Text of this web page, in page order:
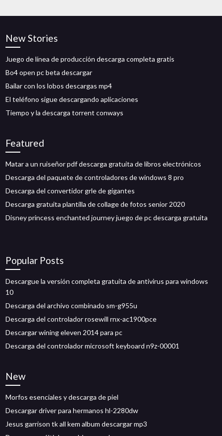
New Stories
Juego de línea de producción descarga completa gratis
Bo4 open pc beta descargar
Bailar con los lobos descargas mp4
El teléfono sigue descargando aplicaciones
Tiempo y la descarga torrent conways
Featured
Matar a un ruiseñor pdf descarga gratuita de libros electrónicos
Descarga del paquete de controladores de windows 8 pro
Descarga del convertidor grle de gigantes
Descarga gratuita plantilla de collage de fotos senior 2020
Disney princess enchanted journey juego de pc descarga gratuita
Popular Posts
Descargue la versión completa gratuita de antivirus para windows
10
Descarga del archivo combinado sm-g955u
Descarga del controlador rosewill rnx-ac1900pce
Descargar wining eleven 2014 para pc
Descarga del controlador microsoft keyboard n9z-00001
New
Morfos esenciales y descarga de piel
Descargar driver para hermanos hl-2280dw
Jesus garrison tk all kem album descargar mp3